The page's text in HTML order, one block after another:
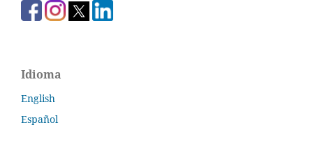
Idioma
English
Español